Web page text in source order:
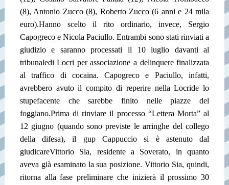
(8), Antonio Zucco (8), Roberto Zucco (6 anni e 24 mila
euro).Hanno scelto il rito ordinario, invece, Sergio
Capogreco e Nicola Paciullo. Entrambi sono stati rinviati a
giudizio e saranno processati il 10 luglio davanti al
tribunaledi Locri per associazione a delinquere finalizzata
al traffico di cocaina. Capogreco e Paciullo, infatti,
avrebbero avuto il compito di reperire nella Locride lo
stupefacente che sarebbe finito nelle piazze del
foggiano.Prima di rinviare il processo “Lettera Morta” al
12 giugno (quando sono previste le arringhe del collego
della difesa), il gup Cappuccio si è astenuto dal
giudicareVittorio Sia, residente a Soverato, in quanto
aveva già esaminato la sua posizione. Vittorio Sia, quindi,
ritorna alla fase preliminare che inizierà il prossimo 30